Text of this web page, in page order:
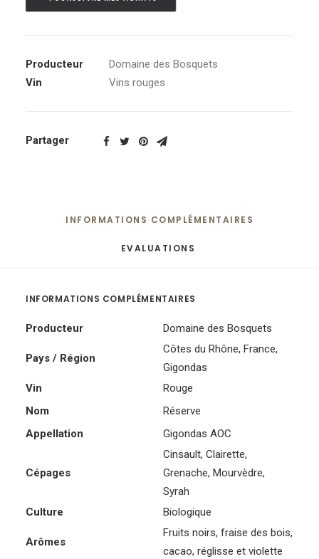
-
Producteur
Domaine des Bosquets
Vin
Vins rouges
Partager
INFORMATIONS COMPLÉMENTAIRES
EVALUATIONS
INFORMATIONS COMPLÉMENTAIRES
Producteur Domaine des Bosquets
Pays / Région
Côtes du Rhône, France,
Gigondas
Vin
Rouge
Nom
Réserve
Appellation
Gigondas AOC
Cépages
Cinsault, Clairette,
Grenache, Mourvèdre,
Syrah
Culture
Biologique
Arômes
Fruits noirs, fraise des bois,
cacao, réglisse et violette